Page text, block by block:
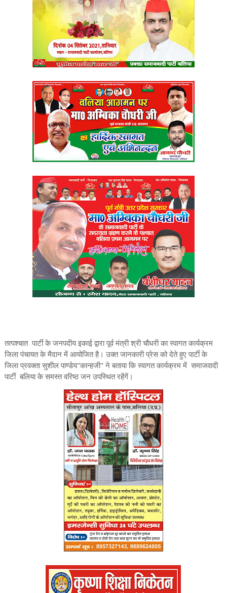
तत्पश्चात पार्टी के जनपदीय इकाई द्वारा पूर्व मंत्री श्री चौधरी का स्वागत कार्यक्रम
जिला पंचायत के मैदान में आयोजित है। उक्त जानकारी प्रेस को देते हुए पार्टी के
जिला प्रवक्ता सुशील पाण्डेय"कान्हजी" ने बताया कि स्वागत कार्यक्रम में समाजवादी
पार्टी बलिया के समस्त वरिष्ठ जन उपस्थित रहेंगें।